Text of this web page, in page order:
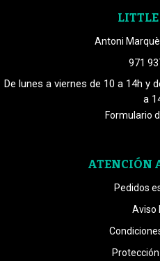
Antoni
971
De lunes a viernes de 10 a 14h y
a
Formulario
ATENCIÓN
Pedidos
Aviso